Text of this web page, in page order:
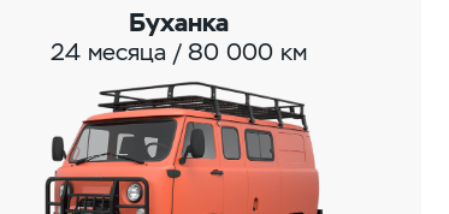
Буханка
24 месяца / 80 000 км